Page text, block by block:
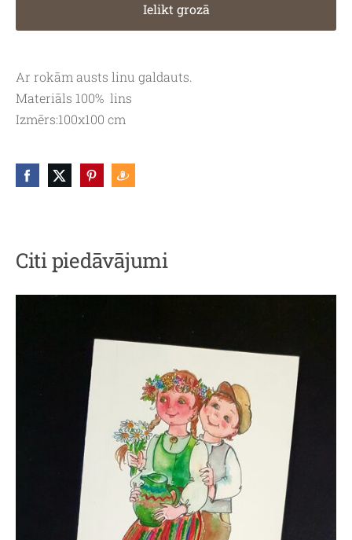
Ielikt grozā
Ar rokām austs linu galdauts.
Materiāls 100% lins
Izmērs:100x100 cm
Citi piedāvājumi